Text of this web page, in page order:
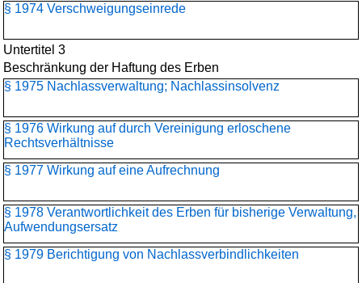
§ 1974 Verschweigungseinrede
Untertitel 3
Beschränkung der Haftung des Erben
§ 1975 Nachlassverwaltung; Nachlassinsolvenz
§ 1976 Wirkung auf durch Vereinigung erloschene
Rechtsverhältnisse
§ 1977 Wirkung auf eine Aufrechnung
§ 1978 Verantwortlichkeit des Erben für bisherige Verwaltung,
Aufwendungsersatz
§ 1979 Berichtigung von Nachlassverbindlichkeiten